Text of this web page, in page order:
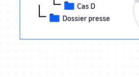
Cas D
Dossier presse